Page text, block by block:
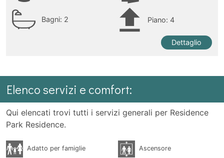
Bagni: 2 Piano: 4
Dettaglio
Elenco servizi e comfort:
Qui elencati trovi tutti i servizi generali per Residence
Park Residence.
Adatto per famiglie Ascensore